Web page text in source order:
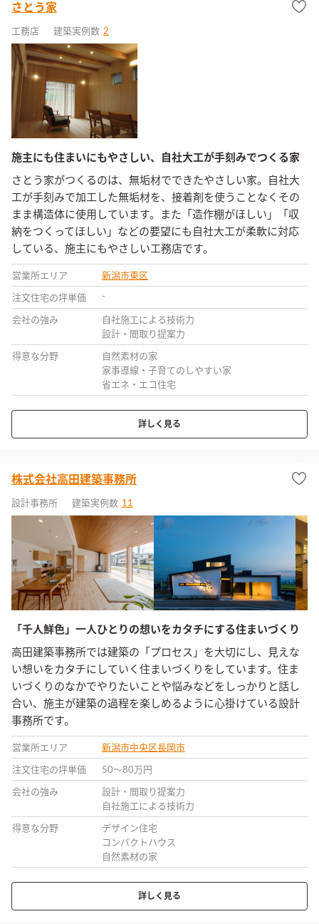
さとう家
工務店 建築実例数 2
施主にも住まいにもやさしい、自社大工が手刻みでつくる家
さとう家がつくるのは、無垢材でできたやさしい家。自社大
工が手刻みで加工した無垢材を、接着剤を使うことなくその
まま構造体に使用しています。また「造作棚がほしい」「収
納をつくってほしい」などの要望にも自社大工が柔軟に対応
している、施主にもやさしい工務店です。
営業所エリア 新潟市東区
注文住宅の坪単価 -
会社の強み
自社施工による技術力
設計・間取り提案力
得意な分野
自然素材の家
家事導線・子育てのしやすい家
省エネ・エコ住宅
詳しく見る
株式会社高田建築事務所
設計事務所 建築実例数 11
「千人鮮色」一人ひとりの想いをカタチにする住まいづくり
高田建築事務所では建築の「プロセス」を大切にし、見えな
い想いをカタチにしていく住まいづくりをしています。住ま
いづくりのなかでやりたいことや悩みなどをしっかりと話し
合い、施主が建築の過程を楽しめるように心掛けている設計
事務所です。
営業所エリア 新潟市中央区長岡市
注文住宅の坪単価 50〜80万円
会社の強み
設計・間取り提案力
自社施工による技術力
得意な分野
デザイン住宅
コンパクトハウス
自然素材の家
詳しく見る